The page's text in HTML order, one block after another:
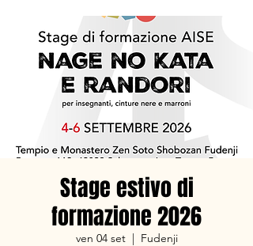
Stage estivo di
formazione 2026
ven 04 set
  |
Fudenji